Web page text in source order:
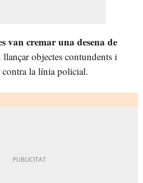
van cremar una desena de
llançar objectes contundents i
contra la línia policial.